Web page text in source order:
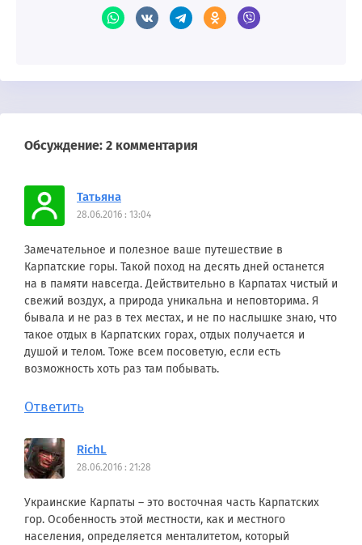
Обсуждение: 2 комментария
Татьяна
28.06.2016 : 13:04
Замечательное и полезное ваше путешествие в
Карпатские горы. Такой поход на десять дней останется
на в памяти навсегда. Действительно в Карпатах чистый и
свежий воздух, а природа уникальна и неповторима. Я
бывала и не раз в тех местах, и не по наслышке знаю, что
такое отдых в Карпатских горах, отдых получается и
душой и телом. Тоже всем посоветую, если есть
возможность хоть раз там побывать.
Ответить
RichL
28.06.2016 : 21:28
Украинские Карпаты – это восточная часть Карпатских
гор. Особенность этой местности, как и местного
населения, определяется менталитетом, который